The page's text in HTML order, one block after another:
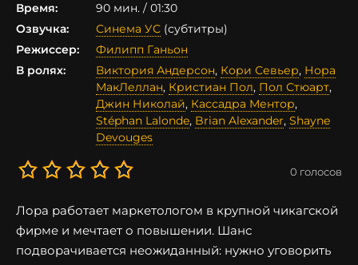
Время:
90 мин. / 01:30
Озвучка:
Синема УС (субтитры)
Режиссер:
Филипп Ганьон
В ролях:
Виктория Андерсон, Кори Севьер, Нора
МакЛеллан, Кристиан Пол, Пол Стюарт,
Джин Николай, Кассадра Ментор,
Stéphan Lalonde, Brian Alexander, Shayne
Devouges
0 голосов
Лора работает маркетологом в крупной чикагской
фирме и мечтает о повышении. Шанс
подворачивается неожиданный: нужно уговорить